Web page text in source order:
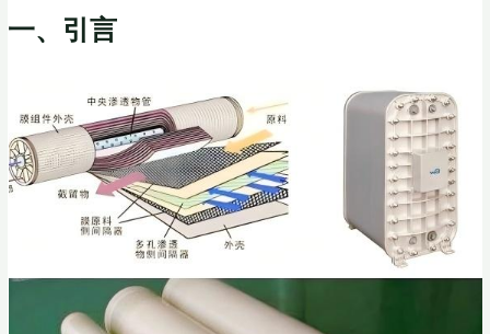
一、引言